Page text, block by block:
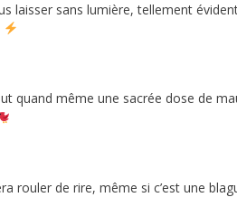
laisser sans lumière, tellement
quand même une sacrée dose de
rouler de rire, même si c’est une